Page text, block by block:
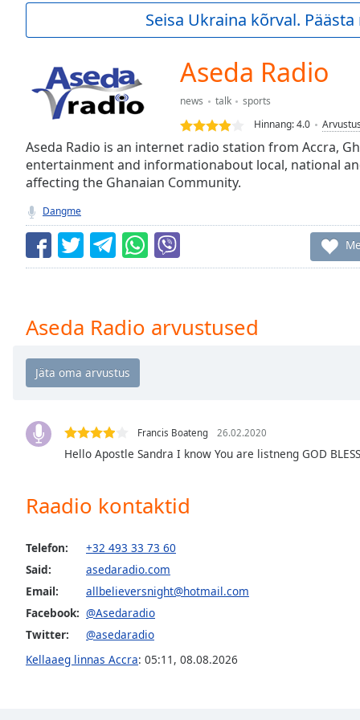
Current
0.00%
TypeLIVE
Seek to
live,
currently
LIVE
Remaining
Playback
Rate
Chapters
Descriptions
descriptions
subtitles
settings
opens
subtitles
dialog
subtitles
Seisa Ukraina kõrval.
Aseda Radio
news talk
sports
Hinnang:4.0
Aseda Radio is an internet radio station from Accra,
entertainment and informationabout local, national
affecting the Ghanaian Community.
Dangme
Aseda Radio arvustused
Francis Boateng 26.02.2020
Hello Apostle Sandra I know You are listneng GOD
Raadio kontaktid
Telefon:
+32 493 33 73 60
Said:
asedaradio.com
Email:
allbelieversnight@hotmail.com
Facebook: @Asedaradio
Twitter:
@asedaradio
Kellaaeg linnas Accra: 05:11 , 08.08.2026